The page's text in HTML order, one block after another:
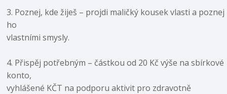
3. Poznej, kde žiješ – projdi maličký kousek vlasti a poznej
ho
vlastními smysly.
4. Přispěj potřebným – částkou od 20 Kč výše na sbírkové
konto,
vyhlášené KČT na podporu aktivit pro zdravotně